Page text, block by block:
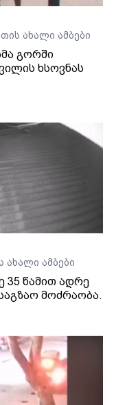
ახალი ამბები
გორში
ხსოვნას
ამბები
35 წამით ადრე
მოძრაობა.